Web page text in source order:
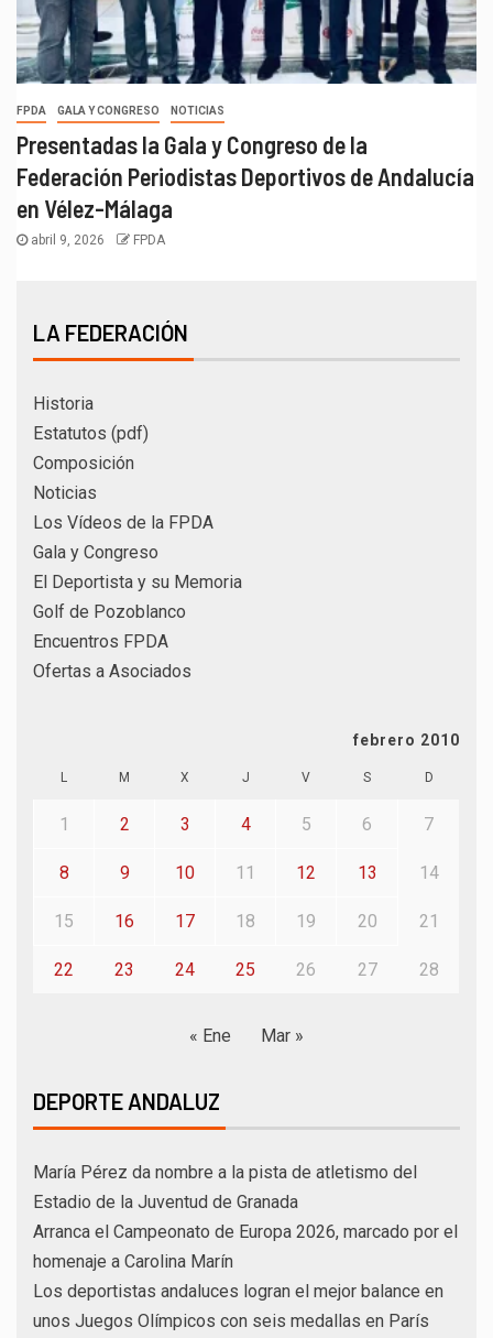
FPDA GALA Y CONGRESO NOTICIAS
Presentadas la Gala y Congreso de la
Federación Periodistas Deportivos de Andalucía
en Vélez-Málaga
abril 9, 2026 FPDA
LA FEDERACIÓN
Historia
Estatutos (pdf)
Composición
Noticias
Los Vídeos de la FPDA
Gala y Congreso
El Deportista y su Memoria
Golf de Pozoblanco
Encuentros FPDA
Ofertas a Asociados
febrero 2010
L M X J V S D
1 2 3 4 5 6 7
8 9 10 11 12 13 14
15 16 17 18 19 20 21
22 23 24 25 26 27 28
« Ene Mar »
DEPORTE ANDALUZ
María Pérez da nombre a la pista de atletismo del
Estadio de la Juventud de Granada
Arranca el Campeonato de Europa 2026, marcado por el
homenaje a Carolina Marín
Los deportistas andaluces logran el mejor balance en
unos Juegos Olímpicos con seis medallas en París